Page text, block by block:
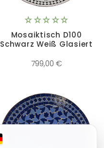
Mosaiktisch D100
Schwarz Weiß Glasiert
799,00 €